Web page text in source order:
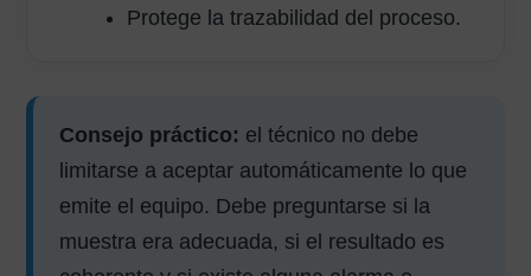
Protege la trazabilidad del proceso.
Consejo práctico: el técnico no debe
limitarse a aceptar automáticamente lo que
emite el equipo. Debe preguntarse si la
muestra era adecuada, si el resultado es